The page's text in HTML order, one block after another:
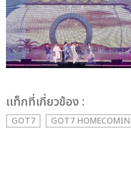
เเท็กที่เกี่ยวข้อง :
GOT7 GOT7